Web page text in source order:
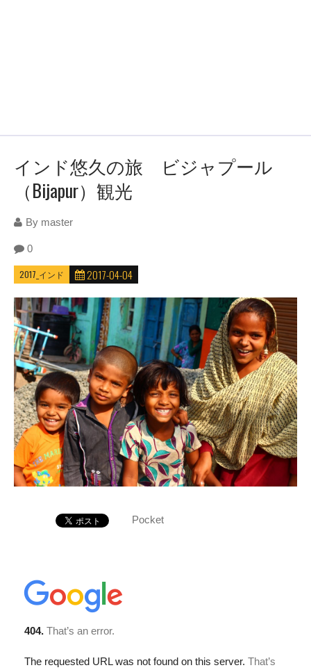
インド悠久の旅 ビジャプール
（Bijapur）観光
By master
0
2017_インド 2017-04-04
Pocket